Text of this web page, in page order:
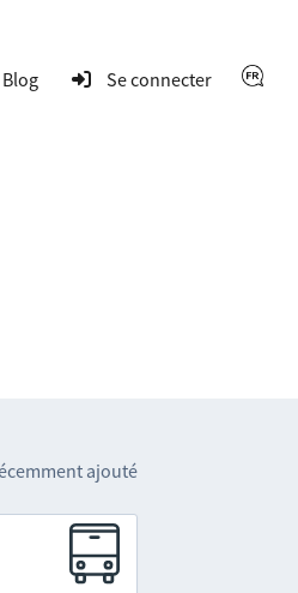
Blog Se connecter
ajouté